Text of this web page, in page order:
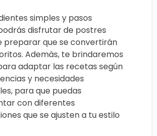
simples y pasos
disfrutar de postres
preparar que se convertirán
Además, te brindaremos
adaptar las recetas según
y necesidades
para que puedas
con diferentes
que se ajusten a tu estilo